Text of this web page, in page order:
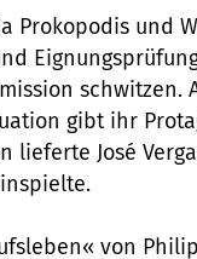
Prokopodis und
gibt ihr
lieferte José
von